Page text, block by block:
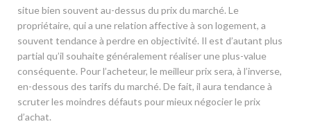
situe bien souvent au-dessus du prix du marché. Le
propriétaire, qui a une relation affective à son logement, a
souvent tendance à perdre en objectivité. Il est d’autant plus
partial qu’il souhaite généralement réaliser une plus-value
conséquente. Pour l’acheteur, le meilleur prix sera, à l’inverse,
en-dessous des tarifs du marché. De fait, il aura tendance à
scruter les moindres défauts pour mieux négocier le prix
d’achat.